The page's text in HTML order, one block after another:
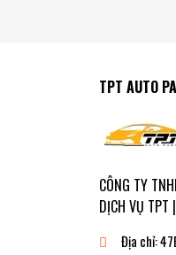
TPT AUTO
CÔNG TY
DỊCH VỤ
Địa chỉ: